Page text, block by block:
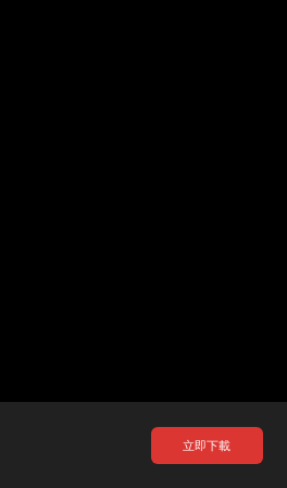
立即下載